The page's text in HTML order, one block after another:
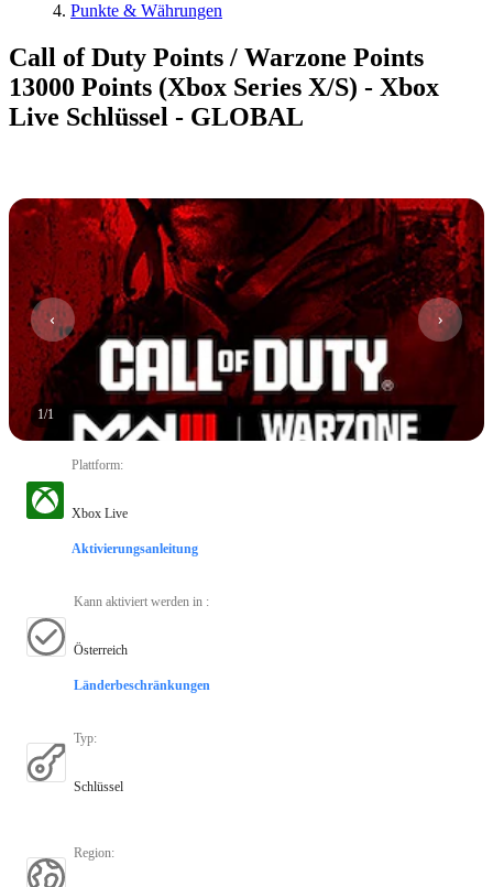
Punkte & Währungen
Call of Duty Points / Warzone Points
13000 Points (Xbox Series X/S) - Xbox
Live Schlüssel - GLOBAL
1/1
Plattform:
Xbox Live
Aktivierungsanleitung
Kann aktiviert werden in :
Österreich
Länderbeschränkungen
Typ:
Schlüssel
Region: